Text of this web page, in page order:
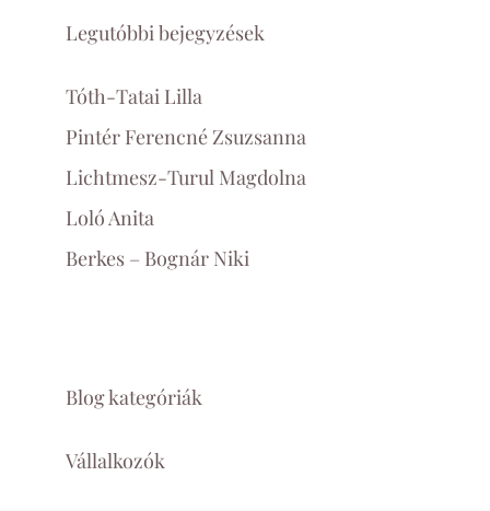
Legutóbbi bejegyzések
Tóth-Tatai Lilla
Pintér Ferencné Zsuzsanna
Lichtmesz-Turul Magdolna
Loló Anita
Berkes – Bognár Niki
Blog kategóriák
Vállalkozók